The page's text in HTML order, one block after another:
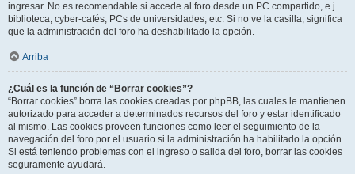
ingresar. No es recomendable si accede al foro desde un PC compartido, e.j.
biblioteca, cyber-cafés, PCs de universidades, etc. Si no ve la casilla, significa
que la administración del foro ha deshabilitado la opción.
Arriba
¿Cuál es la función de “Borrar cookies”?
“Borrar cookies” borra las cookies creadas por phpBB, las cuales le mantienen
autorizado para acceder a determinados recursos del foro y estar identificado
al mismo. Las cookies proveen funciones como leer el seguimiento de la
navegación del foro por el usuario si la administración ha habilitado la opción.
Si está teniendo problemas con el ingreso o salida del foro, borrar las cookies
seguramente ayudará.